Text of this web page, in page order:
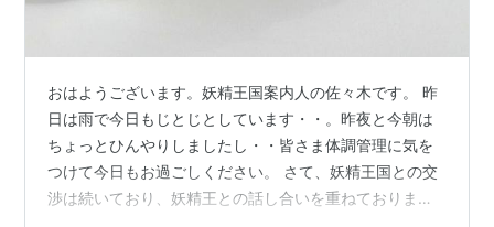
おはようございます。妖精王国案内人の佐々木です。 昨
日は雨で今日もじとじとしています・・。昨夜と今朝は
ちょっとひんやりしましたし・・皆さま体調管理に気を
つけて今日もお過ごしください。 さて、妖精王国との交
渉は続いており、妖精王との話し合いを重ねておりま